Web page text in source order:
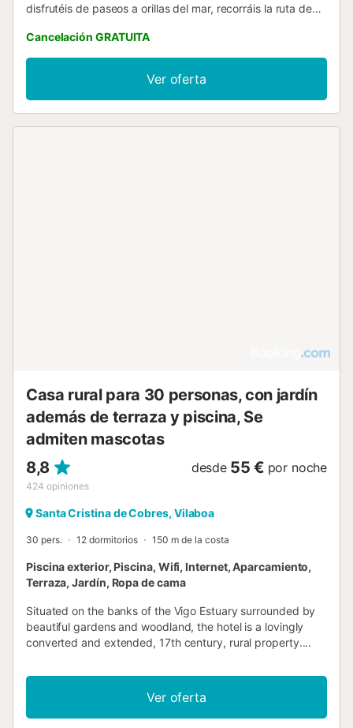
disfrutéis de paseos a orillas del mar, recorráis la ruta de
necesidad de usar el coche. A solo 5 minutos en coche
tenéis Salinas do Ulló, un espacio natural donde podéis
observar patos, cisnes y garzas, así como un bosque para
recorrer andando. Después de cualquier actividad, podréis
relajaros con un baño en el jacuzzi. Si os gustan las salidas
Cancelación GRATUITA
Ver oferta
Casa rural para 30 personas, con jardín
además de terraza y piscina, Se
admiten mascotas
8,8
424 opiniones
desde 55 € por noche
Santa Cristina de Cobres, Vilaboa
30 pers. 12 dormitorios 150 m de la costa
Piscina exterior, Piscina, Wifi, Internet, Aparcamiento,
Terraza, Jardín, Ropa de cama
Situated on the banks of the Vigo Estuary surrounded by
beautiful gardens and woodland, the hotel is a lovingly
converted and extended, 17th century, rural property....
Ver oferta